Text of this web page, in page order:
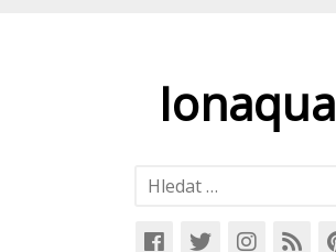
Ionaqua
Vyhledávání